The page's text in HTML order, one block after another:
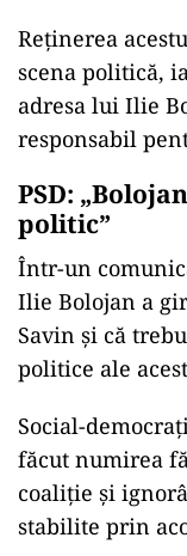
Reținerea
scena politică,
adresa lui Ilie
responsabil
PSD:
politic”
Într-un
Ilie Bolojan a
Savin și că
politice ale
Social-
făcut numirea
coaliție și
stabilite prin